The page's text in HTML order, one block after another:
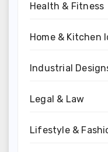
Health & Fitness
Home & Kitchen
Industrial
Legal & Law
Lifestyle &